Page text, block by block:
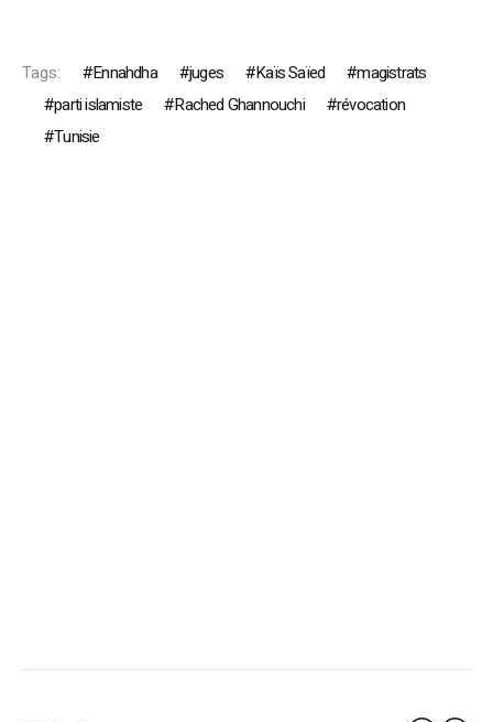
Tags: Ennahdha juges Kaïs Saïed
magistrats
parti islamiste
Rached Ghannouchi
révocation
Tunisie